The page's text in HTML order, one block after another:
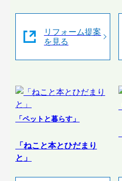
リフォーム提案
を見る
「ペットと暮らす」
「ねこと本とひだまり
と」